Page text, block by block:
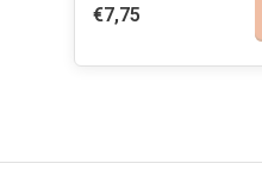
€7,75